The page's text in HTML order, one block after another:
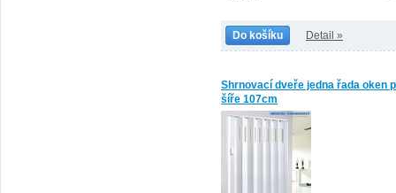
Do košíku Detail »
Shrnovací dveře jedna řada oken
šíře 107cm